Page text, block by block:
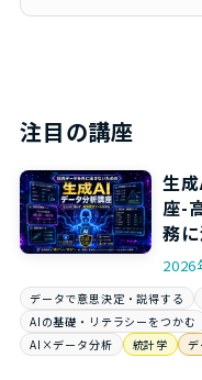
注目の講座
生
座-
務
2026
データで意思決定・説得する
AIの基礎・リテラシーをつかむ
AI×データ分析
統計学